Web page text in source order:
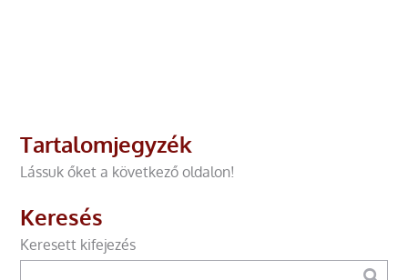
Tartalomjegyzék
Lássuk őket a következő oldalon!
Keresés
Keresett kifejezés